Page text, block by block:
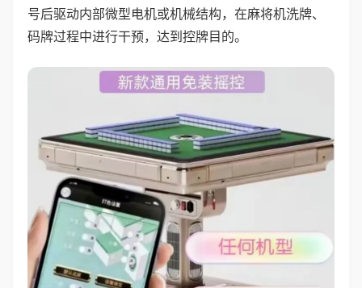
号后驱动内部微型电机或机械结构，在麻将机洗牌、
码牌过程中进行干预，达到控牌目的。